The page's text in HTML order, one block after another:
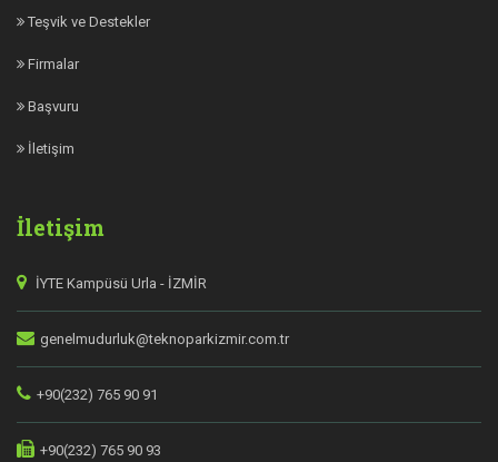
Teşvik ve Destekler
Firmalar
Başvuru
İletişim
İletişim
İYTE Kampüsü Urla - İZMİR
genelmudurluk@teknoparkizmir.com.tr
+90(232) 765 90 91
+90(232) 765 90 93